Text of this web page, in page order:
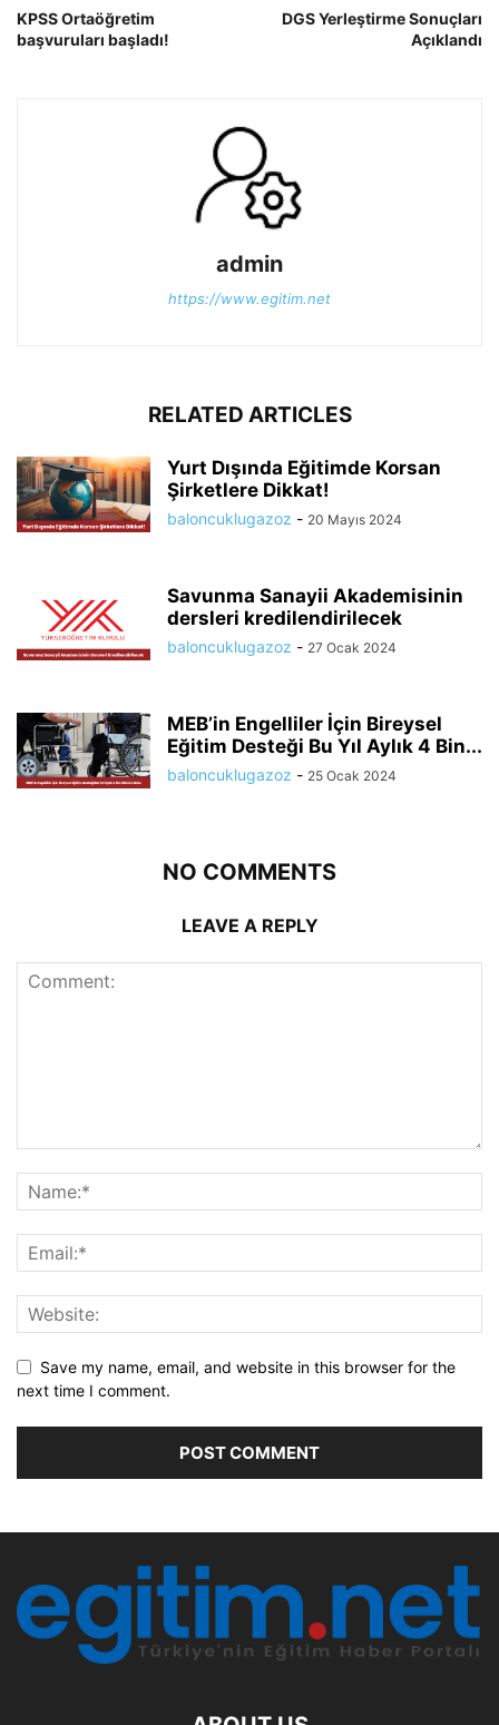
KPSS Ortaöğretim
başvuruları başladı!
DGS Yerleştirme Sonuçları
Açıklandı
admin
https://www.egitim.net
RELATED ARTICLES
Yurt Dışında Eğitimde Korsan
Şirketlere Dikkat!
baloncuklugazoz - 20 Mayıs 2024
Savunma Sanayii Akademisinin
dersleri kredilendirilecek
baloncuklugazoz - 27 Ocak 2024
MEB’in Engelliler İçin Bireysel
Eğitim Desteği Bu Yıl Aylık 4 Bin...
baloncuklugazoz - 25 Ocak 2024
NO COMMENTS
LEAVE A REPLY
Save my name, email, and website in this browser for the
next time I comment.